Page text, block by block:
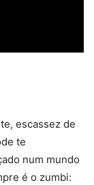
escassez de
te
num mundo
é o zumbi: